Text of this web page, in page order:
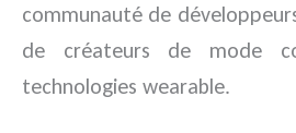
communauté de
de créateurs de mode
technologies wearable.